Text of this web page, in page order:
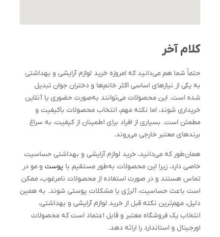
کلام آخر
حتماً شما هم می‌دانید که امروزه خرید لوازم آرایشی و بهداشتی
به یکی از نیازهای اساسی اکثر خانم‌ها و دختران جوان تبدیل
شده است. این محصولات می‌توانند به‌صورت حضوری یا آنلاین
خریداری شوند، اما نکته مهم، انتخاب محصولات باکیفیت و
مطمئن است. بسیاری از افراد برای اطمینان از کیفیت، به سراغ
برندهای معتبر خارجی می‌روند.
همان‌طور که می‌دانید، خرید لوازم آرایشی و بهداشتی حساسیت
خاصی دارد، زیرا این محصولات به‌طور مستقیم با پوست و مو در
تماس هستند و در صورت استفاده از محصولات نامرغوب، ممکن
است باعث حساسیت، آلرژی یا مشکلات پوستی شوند. به همین
دلیل، مهم‌ترین نکته قبل از خرید لوازم آرایشی و بهداشتی،
انتخاب یک فروشگاه معتبر و قابل اعتماد است که محصولات
اورجینال و استاندارد را ارائه دهد.